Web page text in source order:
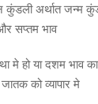
अर्थात जन्म
सप्तम भाव
मे हो या दशम भाव
को व्यापार मे